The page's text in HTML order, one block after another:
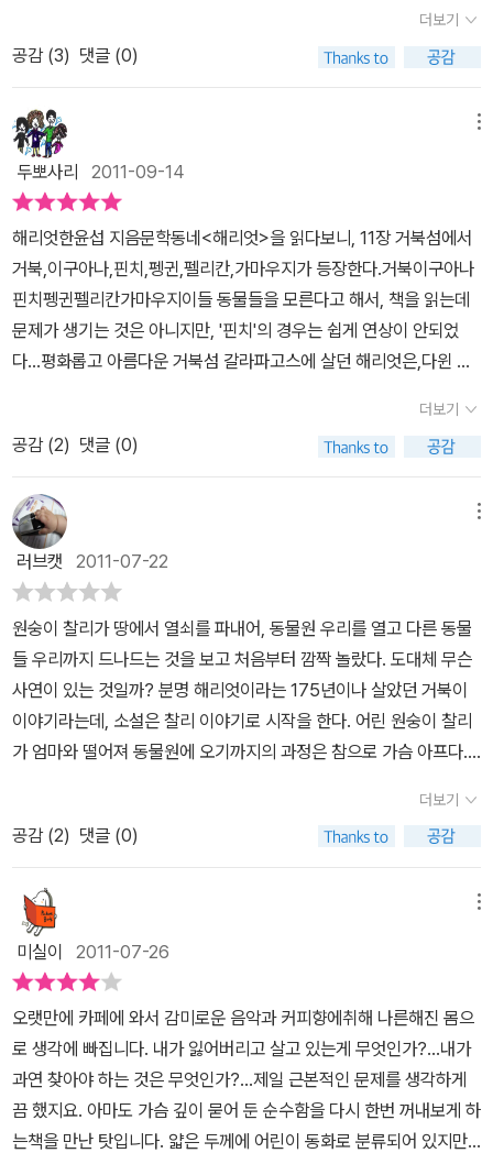
한다. '세상에 죽지 않는 동물은 없고, 죽음이존재하지 않는 장소도 없
지. 나무도 풀도, 그리고 개미도 너구리도 사람도 모두 죽어. 죽어야만
의연하다. 그런 해리엇의 마지막 소원을 들어주기 위하여 친구들이
뭉쳤다.죽음까지 얼마의 시간이 남지 않은 해리엇을 바다로 보내는
작전이 시작된다. 올드와 개코원숭이들과 찰리는 찰리가 인간과 함께
살 때 보았던 가까운 곳의 바다로 그를 보내기로 한다.하지만 그가 이
제 얼마의 시간이 남지 않아 힘이 든다는 것,그러므로 친구들이 서로
힘을 모아야 한다. 우여곡절 끝에 바다에 이르는 해리엇, 그는 고향에
온 듯한 그 푸근함에 마음 놓고 눈을 감는다. 그리고 친구들은 다시 동
물원에 돌아 오지만 스미스는 늘 꿈 꾸던 바깥세상에 갈까 고민한다.
지금까지 사람들에 의해 길들여져서 이곳을 벗어나고 싶지만 동물원
선택하는 스미스,찰리와 올드도 그들의 자리로 돌오가고 다시 동물원
의 일상은 시작된다. 단지 해리엇만 그곳에 없을 뿐이다. 간만에 감동
진하게 주는 어린이소설로 가슴 뭉클함에 깊게 젖어 들었다. 해리엇
의 모두를 아우르는 연륜과 찰리의 이성적인 행동에서 사람보다 더한
무한 감동을 느꼈다. 이 이야기가 동물에 빗댄 이야기라 무한감동이
었고 동물의 시선으로 인간을 보았기에 우리가 보지 못하거나 느끼지
못하는 그런 추한 면을 보게도 된 듯 하다.동물세계나 인간세계나 약
자와 강자는 늘 존재하기 마련이다. 강자는 약자를 괴롭히고 그들의
우위에 서려 한다. 하지만 이 소설은 그런 위계질서가 아니라 모두가
하나처럼,친구처럼 돕고 살아야 함을 강조한다. 세상은 혼자 살아가
는 곳이 아니라 모두가 하나로 어우러져 사는 곳이라 가르치며 생과
마찬가지로 죽음 또한 인생의 한부분일 뿐이라고 한다. 그러면서 인
꿈 꾸고 있던 꿈마져 잊는 것은 아닌지,죽음이 임박해도 자신의 꿈은
지 누가 아는가.찰리처럼 세상으로 나가는 '열쇠' 를 쥐고 있더라도 모
든 선택은 스스로 하는 것이다. 그것을 제대로 이용하지 못하면 기회
마져 잃을 수 있다.살면서 늘 기회가 오는 것은 아니다. 많은 생각을
면 어떨까? 하는 생각을 가져본다. 모두를 아우르고 하나로 엮어 주
었던 리도로의 역할을 제대로 한 해리엇,이시대에 꼭 필요한 인간상
이기도 하다.
동물들 사이에서 잘못된 것들을 바로잡으려는 모습을 통해 찰리가 앞
으로의 삶을 어떻게 살아가야 하는지 발판이 되어 주었다. 찰리가 괴
롭힘을 당하고 있던 밤, 해리엇이 오지 않았더라면 지금의 찰리의 모
습을 보기 힘들었을 것이다. 그리고 여전히 위협적인 스미스 때문에
힘들어 하며 탈출할 생각만 했을지도 모른다. 그렇게 많은 것을 주었
던 해리엇이 수명을 다하고 있었다. 너무 나이가 많아 죽음이 임박했
고, 그 사실을 알고 모든 동물들에게 마지막 인사를 했다. 동물원 안의
현자였던 해리엇이 그렇게 죽을 거라 생각하자 마음이 아팠고 서러웠
다. 더 오랫동안 동물들의 곁에 남아 따뜻한 마음을 전해주길 바랐는
데, 해리엇에게 시간은 더 이상 주어지지 않았다. 모두들 슬퍼하고 있
을 때, 해리엇은 지금껏 아무에게도 하지 않았던 이야기를 들려준다.
175년을 살아온 이야기이자 다시는 돌아갈 수 없었던 고향이야기였
다. 평화롭던 거북섬에 인간이 찾아왔고 수많은 거북이 배에 실려 이
동하던 중에 잡아 먹혔다. 그곳에서 가장 어리다는 이유로 다른 거북
망을 갖고 살아남은 해리엇은 우여곡절 끝에 동물원으로 오게 되었
다. 해리엇이 배를 타고 동물원에 오는 과정들에서의 인간은 파괴자
였고 동물들의 삶을 순식간에 지배한 권력자였다. 그들이 살아온 곳
도 '사람들의 세상' 이라고 말하던 동물들에겐 진정한 삶을 누릴 권리
가 없었다. 동물원에 갇혀 서로의 삶을 구속하며 서로를 위해주지 못
한 데서 오는 절망을 맛보고 있을 때, 해리엇은 동물원을 살아갈 만한
곳으로 만들어가고 있었다. 해리엇의 이야기를 들은 찰리는 해리엇을
마지막으로 바다로 데려가주고 싶었다. 바다가 해리엇을 고향으로 데
려다 줄 것을 믿으며 위험한 길을 나선 그들은 해리엇이 바다를 향해
데려다 주는 과정은 눈물을 숨겨도 되지 않을 정도로 뭉클한 장면이
었다. 175년 동안고향을 그리워했던 해리엇이 바다에 닿기만 하면
갈라파고스로 갈 수 있을 거란 희망을 그대로 보여준 부분이었다. 해
리엇은 분명 갈라파고스로 돌아갔을 것이다. 그리고 동물원에 남겨진
동물들은 서로를 위하며 자기네들이 태어났던 곳보다 더 나은 곳으로
만들며 잘 살아갈 것이다. 그것이 해리엇이 남겨준 선물이었고, 찰리
가 해리엇을 바다로 데려다 주려 했을 때 '다른 친구를 위해 위험을 무
릅쓸 수 있는 용기 또한 해리엇이 가르쳐 준 일이다.'(143쪽) 라고 말
한 것처럼 그들이 다른 친구를 위해 할 수 있는 일이다. 추천의 말을
써주신 김진경 작가는 '해리엇과 같은 진정한 어른이 지금의 인간 현
실 속에는 없기 때문'에 '인간이 아니라 갈라파고스 거북을 통해 그려
낼 수밖에 없었겠다는 생각이 든다.'라고 말씀하셨다. 이 작품 속에 녹
하게 되었고역시나 이번에도두려웠어요. 특히 스미스 가요. 제가 사
육사의 열쇠꾸러미를 가져온 걸 알게되자 스미스는 당장 그 열쇠를
내놓으라며 협박을 했고 돌까지 던졌어요. 하지만 열쇠를 내놓으면
어떻게 될지 잘 알고있었기에 전 두려움에 떨면서도 끝까지 버텼어
요. 하지만 언제까지 참을수 있을지 몰랐어요. 어쩌면 스미스가 던진
돌에 맞아 죽을수도 있었으니까요. 그때 당신이 나타나 준 거예요. 두
려워 할 것 없다고, 넌 혼자가 아니니 걱정하지 말라며그날 밤 제 곁을
지켜주었어요. 외로운 싸움을 하던 저에게 다가와준 당신이 얼마나
고마웠는지 몰라요. 그때부터 전 힘들때마다 '난 혼자가 아니다. 난 친
구가 있다!' 라는 생각을 하며잘 이겨낼수 있었어요. 당신이 아니었다
면 이 작은 동물원에 평화가 찾아오지도 않았을 테고 새로운 친구들
도 만나지 못했을 거예요. 엄마와 헤어진 후 처음 맛보는 편안함을 당
은 오히려 슬퍼하는 우리들을 위로하고 자신과 친구를 해준 것에 대
하던 그 순간,당신이 살아온 이야기를들으면서 저에겐 한가지 좋은
생각이 떠올랐어요. 사람들에게 포획된 후 한번도 밟아 보지 못한 바
다로 당신을 데려갈수 있는 방법이생각났거든요. 어쩌면 오늘 같은
날을 위해서 사람들과 살았는지도 모르겠어요. 사람들과 차를 타고
가며 바다의 위치를 알수 있었고, 열쇠 꾸러미도 챙길수 있었으니까
요.동물원을 탈출해 힘이 빠져버린 당신을 이끌고 바다로 향해 가는
건 분명 쉽지 않은 모험이었지만 충분히 감수할만한 일이었어요. 이
런 용기를 가르쳐준건 바로 당신, 해리엇 이었어요!! 마침내 바다를 만
나게 됐을 때, 마지막 이별을 하면서 흘렸던 눈물이 아직도 제 뺨에 남
아있어요. 당신에게 그토록 원하던 바다를 보여줄수 있어서, 갈라파
고스로 이끌어줄 바닷속에 몸을 맡기게 할수 있어서얼마나 기쁘고 다
이 된 거야. 죽는다는 것은 꼭 슬픈 일만은 아니다. 죽는 건 새로 시작
한다는 거지.' 104p 해리엇, 그 곳에 잘 도착했나요? 오래전에 했던
친구들과의 약속은 지켰나요? 당신이 없는 동물원은 많이 허전하고
슬프지만 그래도 당신의 바램처럼 이 곳이 따뜻한 곳이 되도록 모두
노력할 꺼예요. 오늘 따라 당신이 많이 보고싶네요.
와 존재감을 지키며 성장할 수 있었다. 해리엇, 사람들의 손에 잡혀서
동물원까지 와서 175년을 산 거북.해리엇의 고향 다른 거북들에게
향의 바다로 돌아가는 것이 소원이다. 제일 어렸던 해리엇이 그 사명
을 감당해 주기를 바라는 마음으로 해리엇이 사람들의 먹잇감이 되지
않도록 자신들의 희생으로 지킨 생명이 해리엇이었다. 그 아픔을 안
고 175년을 살아오며 다른 여러 동물들의 멘토가 되어 주었던 해리
엇을 보내는 것이 너무나도 안타까운 동물원 가족들. 해리엇이 없으
면 옛날 이야기는 누가 해주냐며 울먹이는 아이의 말이 철없음이 아
니라 해리엇에 대한 사랑임을 안다. 사랑스러운 친구 찰리로 인해 다
시 한 번 바다를 보기를 원했던 175년동안의 소원을 이루는 순간. 그
순간을 만들어 주고 싶은찰리가 울타리를 넘는 용기를 낼 수 있었던
우정, 그리고 다른 동물들의 사랑이 담긴 <해리엇>을 읽는 동안 마음
이 따뜻해졌다. 내게도 해리엇과 같은 친구가 있으면 좋겠다. 그리고
나도 누군가의 해리엇이 되어 줄 수 있으면 좋겠다. 그러고 싶다. 누군
가의 해리엇이 될만큼 따뜻한 가슴을 가진 넉넉한 사람, 지혜로운 사
람이고 싶다. 나뿐만 아니라 모든 사람이 누군가 단 한 사람의 해리엇
이 되어준다면 세상은 더 따뜻하고 살만하지 않을까 싶다. 거북이 수
명이 어떻게 되지? 정말 175년이나 사는거야? 거북이 수명이 길다
는 건 알지만 정말 몇 년이나 사는 거지? 하는 가벼운 마음으로읽기
시작했던 <해리엇>은 진지하게 와닿았다. 친구라는 존재, 멘토라는
존재에 대해 다시금 생각하게 해 준 동화였다. 공부나 능력을 키우는
데 집중되어 아이다운 모습을 잃어가는 현대를 살아가는 아이들이해
리엇과 찰리와 같은우정을 쌓아가며 살아갈 수 있는 그런 환경, 그런
이 아닐까 싶다. 가슴 따뜻해지는 <해리엇>, 누군가의 해리엇이 되어
주고 싶다는 생각이 들게 만드는 <해리엇>,아이와 부모가 함께 읽어
보길 권하고 싶다.
쩌면 이제는 지구상에서사라져 가는 많은 동물들을 대표하는 상징성
이 아닐까 합니다.우화는 인간에게 많은 이야기를 전해주는 동물들의
이야기 입니다. 175년을 산 갈라파고스 거북 해리엇과 원숭이 찰리
는 그들의 삶을 통해 우리에게 다양한 이야기를 들려주는데 어쩔 수
없이 잡혀와 자신들이 살던 자연을 떠나 인간들의 구경거리가 된 그
들이 고향을 그리워하고 그 안에서 적응하려 애쓰는 모습이 애잔하면
서 안스럽고 인간이자신들의 즐거움을 위해 도대체 무슨 짓을 했는지
반문해 보지 않을 수 없었습니다.특히 갈라파고스 거북이 해리엇은
이미 해리엇의 사연을 어느 정도 알고 있어서인지마지막 다시 바다로
돌아가는 장면에선 가슴 뭉클해지며 마치 내가 바닷속을 헤엄치는듯
한 기분이 들어 책을 다 읽고 나서도 한 동안 여운이 남았습니다.책을
읽은 아이들과 지난 번 전시에서 알게되었던 다윈에 대해서도 이야기
하고 해리아니 해리엇에 대해서도 이야기 나누며 각자 가슴에 생겨난
생각들을 이야기하다보니문득 갈라파고스 제도로 달려가고 싶어져
동물원에 들어왔다 죽어나간 동물들의 기억을 가지고 있으면서모든
일을 지켜보는 해리엇과 그를 도와주는 올드, 인간을 믿지 못하며 동
물원을 지배하고 싶은 스미스, 그리고 이제 막 인간세상으로 들어와
그 안에서 적응하는 찰리를 통해사람들의 이야기를 하고 싶었다고 하
지만 웬지 우리의 모습보다는 안스러원 동물의모습이 더 각인되었고
그러기에 책을 다 읽은뒤 보는 표지그림은 어떤 한 편의 감동적인영
화의 한 장면처럼 느껴졌습니다.
더보기
공감 (3) 댓글 (0)
두뽀사리 2011-09-14
해리엇한윤섭 지음문학동네<해리엇>을 읽다보니, 11장 거북섬에서
거북,이구아나,핀치,펭귄,펠리칸,가마우지가 등장한다.거북이구아나
핀치펭귄펠리칸가마우지이들 동물들을 모른다고 해서, 책을 읽는데
문제가 생기는 것은 아니지만, '핀치'의 경우는 쉽게 연상이 안되었
다...평화롭고 아름다운 거북섬 갈라파고스에 살던 해리엇은,다윈 일
간다.175년 이라는 긴 시간동안 수많은 동물들을 만나고 헤어지고,
만나고 헤어지게 되는데,찰스라는 어린 원숭이와 170살 때만나 5년
동안의 시간동안 깊은 우정을 나누게 되고,결국 찰스의 도움으로 17
5년 동안 마음 속에 품었던 바다로 돌아가 긴 생을 마치게 된다....너
무 짠하고 가슴시린 이야기다.해리엇은 175년 동안 숱한 인연을 만
났겠지만, 최후의 5년이 얼마나 따스하고 아름다운 시간이었을까?찰
스 또한, 5년동안에 아기 원숭이에서 성숙한 모습으로 자라면서, 진
정으로 해리엇에게 커다란 선물을 안겨준다^^리뷰어를 꿈꿨는데, 안
타깝게도, 기회를 얻지 못해서,시립도서관에서 빌려, 딸아이와 함께
읽었다.초등학생이 읽는 <해리엇>과 인생을 조금 살아온 어른이 읽
는 <해리엇>은 그 느낌이 좀 다를 듯하여,주절주절, 써 보았다...
더보기
공감 (2) 댓글 (0)
러브캣 2011-07-22
원숭이 찰리가 땅에서 열쇠를 파내어, 동물원 우리를 열고 다른 동물
들 우리까지 드나드는 것을 보고 처음부터 깜짝 놀랐다. 도대체 무슨
사연이 있는 것일까? 분명 해리엇이라는 175년이나 살았던 거북이
이야기라는데, 소설은 찰리 이야기로 시작을 한다. 어린 원숭이 찰리
가 엄마와 떨어져 동물원에 오기까지의 과정은 참으로 가슴 아프다.
슝 ~ 달려가 볼 수 있는 동물원 동물들에게 대단히 만족을 하고 살았
는데, 그 동물들의 잃어버린 자유에 대해서는 깊이 생각해보지 못했
다. 티브이에서 종종 나오는 동물원 동물들의 비하인드 스토리나 얼
마전 읽은 동물원을 샀어요. 라는 실제 에세이 등을 통해 약간을 추측
할 수는 있지만, 동물들의 눈이 아닌 사람의 눈에서 본 관찰이라 관찰
자적 시점이었다. 이 책은 동화라는 장점을 갖고 있기에 동물들이 주
인공이 되어 그들의 이야기를 펼쳐나간다. 봉주르,뚜르라는 책으로
많은 사람들에게 큰 공감을 준 한윤섭님의 새로운 작품 해리엇.봉주
르 뚜르를 읽기 전에 먼저 읽어 본 동화였는데, 그림과 글의 느낌이 너
무나 좋아 봉주르 뚜르에 대한 기대감이 더욱 높아지게 되었다.다시
원점으로 돌아와서, 원숭이 찰리는 동물원 우리에 바로 수용된 것이
아니라, 동물원을 운영하는 사람의 아들이 찰리를 애완동물 혹은 친
더보기
공감 (2) 댓글 (0)
미실이 2011-07-26
오랫만에 카페에 와서 감미로운 음악과 커피향에취해 나른해진 몸으
로 생각에 빠집니다. 내가 잃어버리고 살고 있는게 무엇인가?...내가
과연 찾아야 하는 것은 무엇인가?...제일 근본적인 문제를 생각하게
끔 했지요. 아마도 가슴 깊이 묻어 둔 순수함을 다시 한번 꺼내보게 하
는책을 만난 탓입니다. 얇은 두께에 어린이 동화로 분류되어 있지만